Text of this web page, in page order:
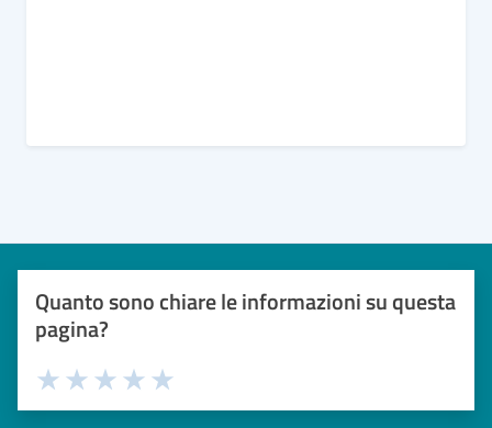
Quanto sono chiare le informazioni su questa
pagina?
Valuta 5 stelle su 5
Valuta 4 stelle su 5
Valuta 3 stelle su 5
Valuta 2 stelle su 5
Valuta 1 stelle su 5